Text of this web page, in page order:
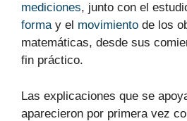
mediciones, junto con el
formay el movimiento de los
matemáticas, desde sus
fin práctico.
Las explicaciones que se
aparecieron por primera vez